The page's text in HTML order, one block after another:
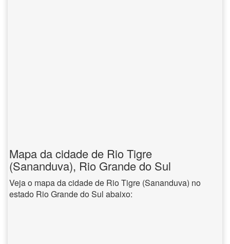
Mapa da cidade de Rio Tigre
(Sananduva), Rio Grande do Sul
Veja o mapa da cidade de Rio Tigre (Sananduva) no
estado Rio Grande do Sul abaixo: